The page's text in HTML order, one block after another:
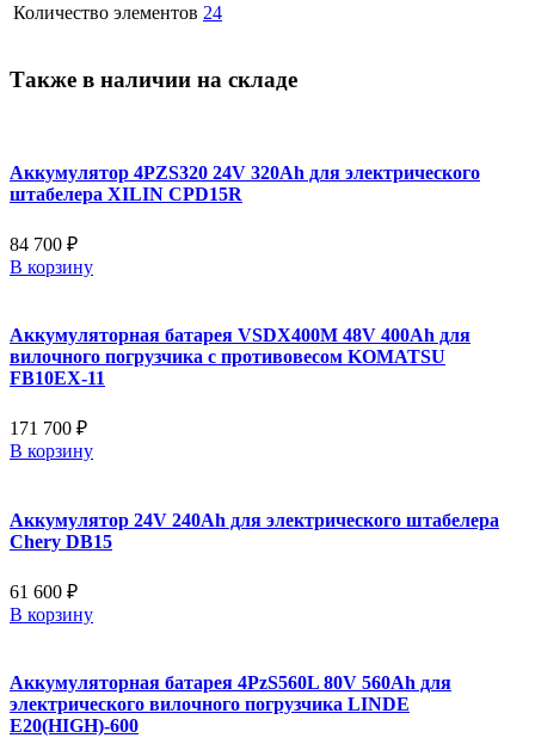
Количество элементов 24
Также в наличии на складе
Аккумулятор 4PZS320 24V 320Ah для электрического
штабелера XILIN CPD15R
84 700 ₽
В корзину
Аккумуляторная батарея VSDX400M 48V 400Ah для
вилочного погрузчика с противовесом KOMATSU
FB10EX-11
171 700 ₽
В корзину
Аккумулятор 24V 240Ah для электрического штабелера
Chery DB15
61 600 ₽
В корзину
Аккумуляторная батарея 4PzS560L 80V 560Ah для
электрического вилочного погрузчика LINDE
E20(HIGH)-600